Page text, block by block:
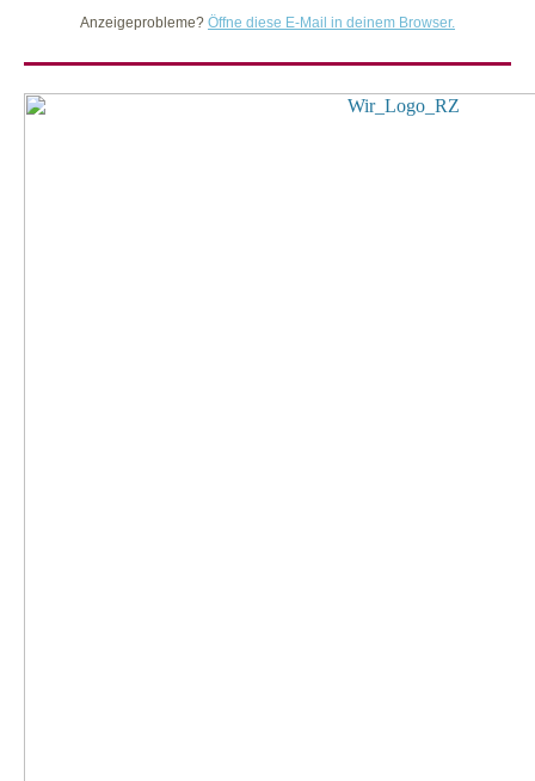
Anzeigeprobleme? Öffne diese E-Mail in deinem Browser.